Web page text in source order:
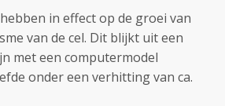
in effect op de groei van
van de cel. Dit blijkt uit een
met een computermodel
onder een verhitting van ca.